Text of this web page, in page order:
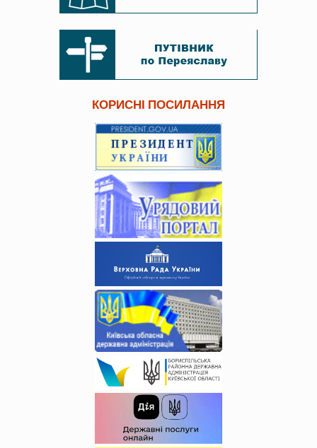
КОРИСНІ ПОСИЛАННЯ